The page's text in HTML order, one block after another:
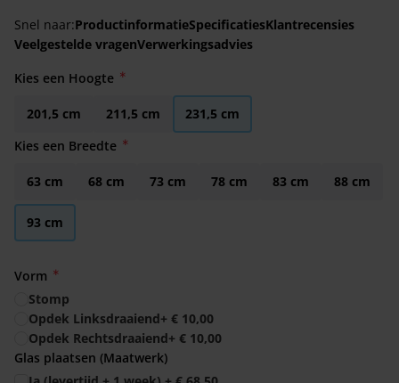
Snel naar:ProductinformatieSpecificatiesKlantrecensies
Veelgestelde vragenVerwerkingsadvies
Kies een Hoogte
201,5 cm 211,5 cm
231,5 cm
Kies een Breedte
63 cm 68 cm 73 cm 78 cm 83 cm 88 cm
93 cm
Vorm
Stomp
Opdek Linksdraaiend+ € 10,00
Opdek Rechtsdraaiend+ € 10,00
Glas plaatsen (Maatwerk)